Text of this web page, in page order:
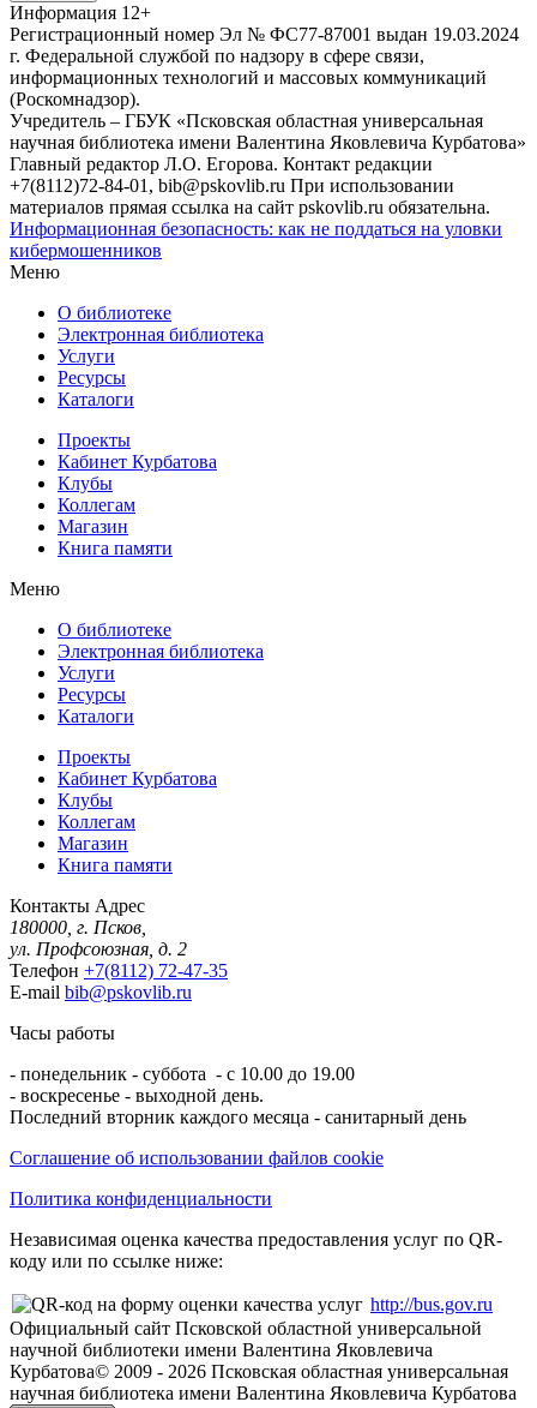
Информация 12+
Регистрационный номер Эл № ФС77-87001 выдан 19.03.2024
г. Федеральной службой по надзору в сфере связи,
информационных технологий и массовых коммуникаций
(Роскомнадзор).
Учредитель – ГБУК «Псковская областная универсальная
научная библиотека имени Валентина Яковлевича Курбатова»
Главный редактор Л.О. Егорова. Контакт редакции
+7(8112)72-84-01, bib@pskovlib.ru При использовании
материалов прямая ссылка на сайт pskovlib.ru обязательна.
Информационная безопасность: как не поддаться на уловки
кибермошенников
Меню
О библиотеке
Электронная библиотека
Услуги
Ресурсы
Каталоги
Проекты
Кабинет Курбатова
Клубы
Коллегам
Магазин
Книга памяти
Меню
О библиотеке
Электронная библиотека
Услуги
Ресурсы
Каталоги
Проекты
Кабинет Курбатова
Клубы
Коллегам
Магазин
Книга памяти
Контакты Адрес
180000, г. Псков,
ул. Профсоюзная, д. 2
Телефон +7(8112) 72-47-35
E-mail bib@pskovlib.ru
Часы работы
- понедельник - суббота - с 10.00 до 19.00
- воскресенье - выходной день.
Последний вторник каждого месяца - санитарный день
Соглашение об использовании файлов cookie
Политика конфиденциальности
Независимая оценка качества предоставления услуг по QR-
коду или по ссылке ниже:
http://bus.gov.ru
Официальный сайт Псковской областной универсальной
научной библиотеки имени Валентина Яковлевича
Курбатова© 2009 - 2026 Псковская областная универсальная
научная библиотека имени Валентина Яковлевича Курбатова